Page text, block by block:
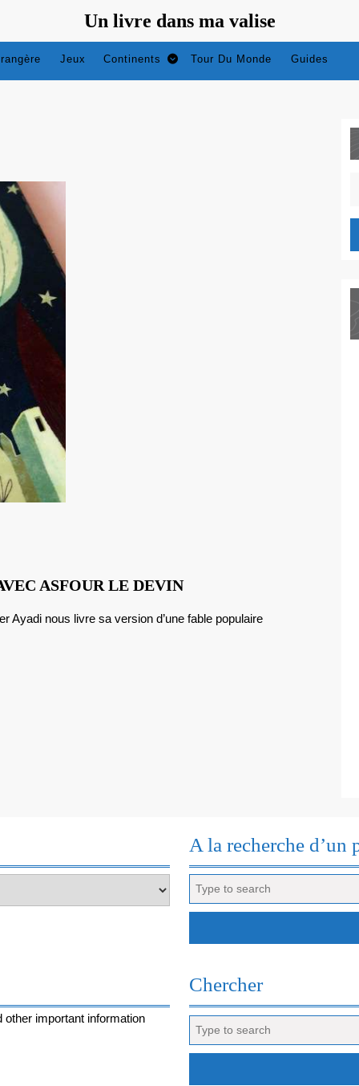
Un livre dans ma valise
Jeux Continents Tour Du Monde Guides
ASFOUR LE DEVINL’ART
À
A la recherche d’un
for:
important information
Chercher
for: